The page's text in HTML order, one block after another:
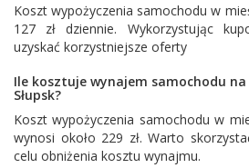
Koszt wypożyczenia samochodu w
127 zł dziennie. Wykorzystując
uzyskać korzystniejsze oferty
Ile kosztuje wynajem samochodu na
Słupsk?
Koszt wypożyczenia samochodu w
wynosi około 229 zł. Warto
celu obniżenia kosztu wynajmu.